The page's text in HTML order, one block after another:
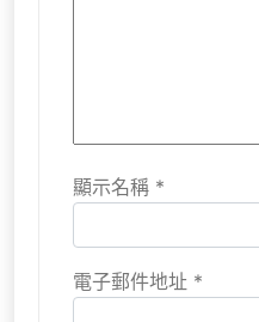
顯示名稱 *
電子郵件地址 *